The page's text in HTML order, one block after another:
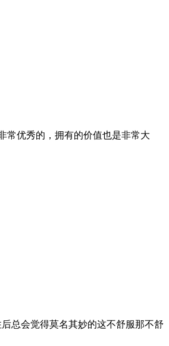
常优秀的，拥有的价值也是非常大
总会觉得莫名其妙的这不舒服那不舒